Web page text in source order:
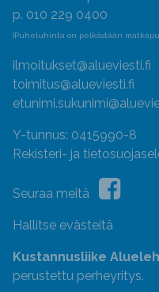
p. 010 229 0400
(Puheluhinta on pelkästään
ilmoitukset@alueviesti.fi
toimitus@alueviesti.fi
Y-tunnus: 0415990-8
Rekisteri- ja
Seuraa meitä
Hallitse evästeitä
Kustannusliike
perustettu perheyritys.